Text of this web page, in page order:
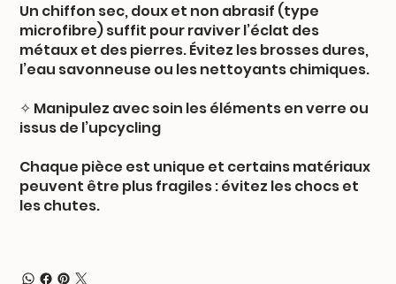
Un chiffon sec, doux et non abrasif (type
microfibre) suffit pour raviver l’éclat des
métaux et des pierres. Évitez les brosses dures,
l’eau savonneuse ou les nettoyants chimiques.
✧ Manipulez avec soin les éléments en verre ou
issus de l’upcycling
Chaque pièce est unique et certains matériaux
peuvent être plus fragiles : évitez les chocs et
les chutes.